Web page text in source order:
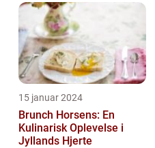
fra både morgenmad og
15 januar 2024
Brunch Horsens: En
Kulinarisk Oplevelse i
Jyllands Hjerte